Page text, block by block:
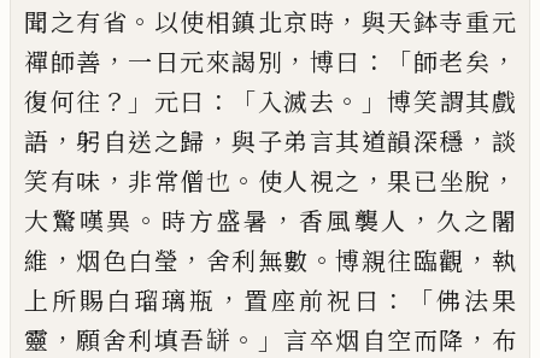
聞之有省 。 以使相鎮北京時 ， 與天鉢寺重元
禪師善 ， 一 日元來謁別 ， 博曰 ：「師老矣 ，
復何往 ？」 元曰 ：「入滅去 。」博笑謂其戲
語 ， 躬自送之歸 ，與子弟言其道韻深穩 ， 談
笑有味 ， 非常僧也 。 使人視之 ， 果已坐脫 ，
大驚嘆異 。 時方盛暑 ， 香風襲人 ， 久之闍
維 ， 烟色白瑩 ， 舍利無數 。博親往臨觀 ， 執
上所賜白瑠璃瓶 ， 置座前祝曰 ：「佛法果
靈 ， 願舍利填吾缾 。」 言卒烟自空而降 ， 布